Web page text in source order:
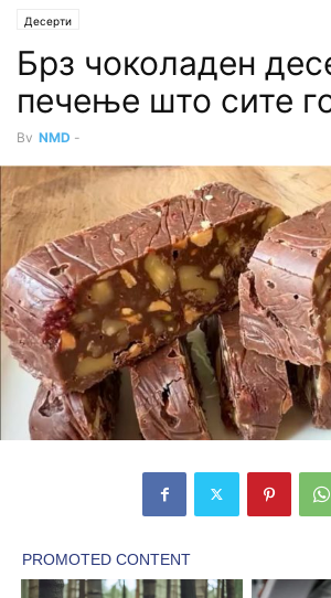
Десерти
Брз чоколаден
печење што сите
By NMD -